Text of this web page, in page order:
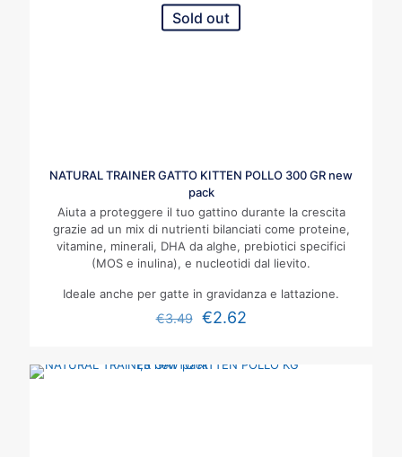
Sold out
NATURAL TRAINER GATTO KITTEN POLLO 300 GR new
pack
Aiuta a proteggere il tuo gattino durante la crescita
grazie ad un mix di nutrienti bilanciati come proteine,
vitamine, minerali, DHA da alghe, prebiotici specifici
(MOS e inulina), e nucleotidi dal lievito.
Ideale anche per gatte in gravidanza e lattazione.
€3.49 €2.62